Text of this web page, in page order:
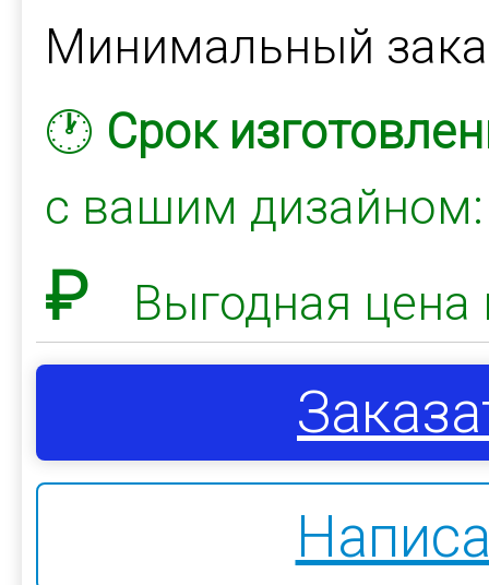
Минимальный
🕐 Срок
с вашим
₽ Выгодная